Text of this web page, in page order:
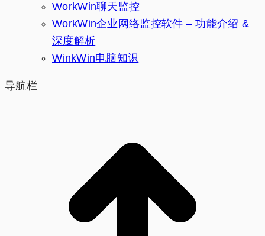
WorkWin聊天监控
WorkWin企业网络监控软件 – 功能介绍 &
深度解析
WinkWin电脑知识
导航栏